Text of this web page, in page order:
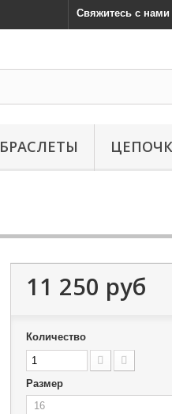
Свяжитесь с нами
БРАСЛЕТЫ
11 250 руб
Количество
Размер